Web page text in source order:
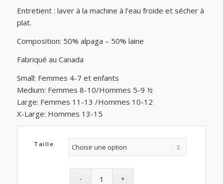
Entretient : laver à la machine à l’eau froide et sécher à
plat.
Composition: 50% alpaga – 50% laine
Fabriqué au Canada
Small: Femmes 4-7 et enfants
Medium: Femmes 8-10/Hommes 5-9 ½
Large: Femmes 11-13 /Hommes 10-12
X-Large: Hommes 13-15
Taille